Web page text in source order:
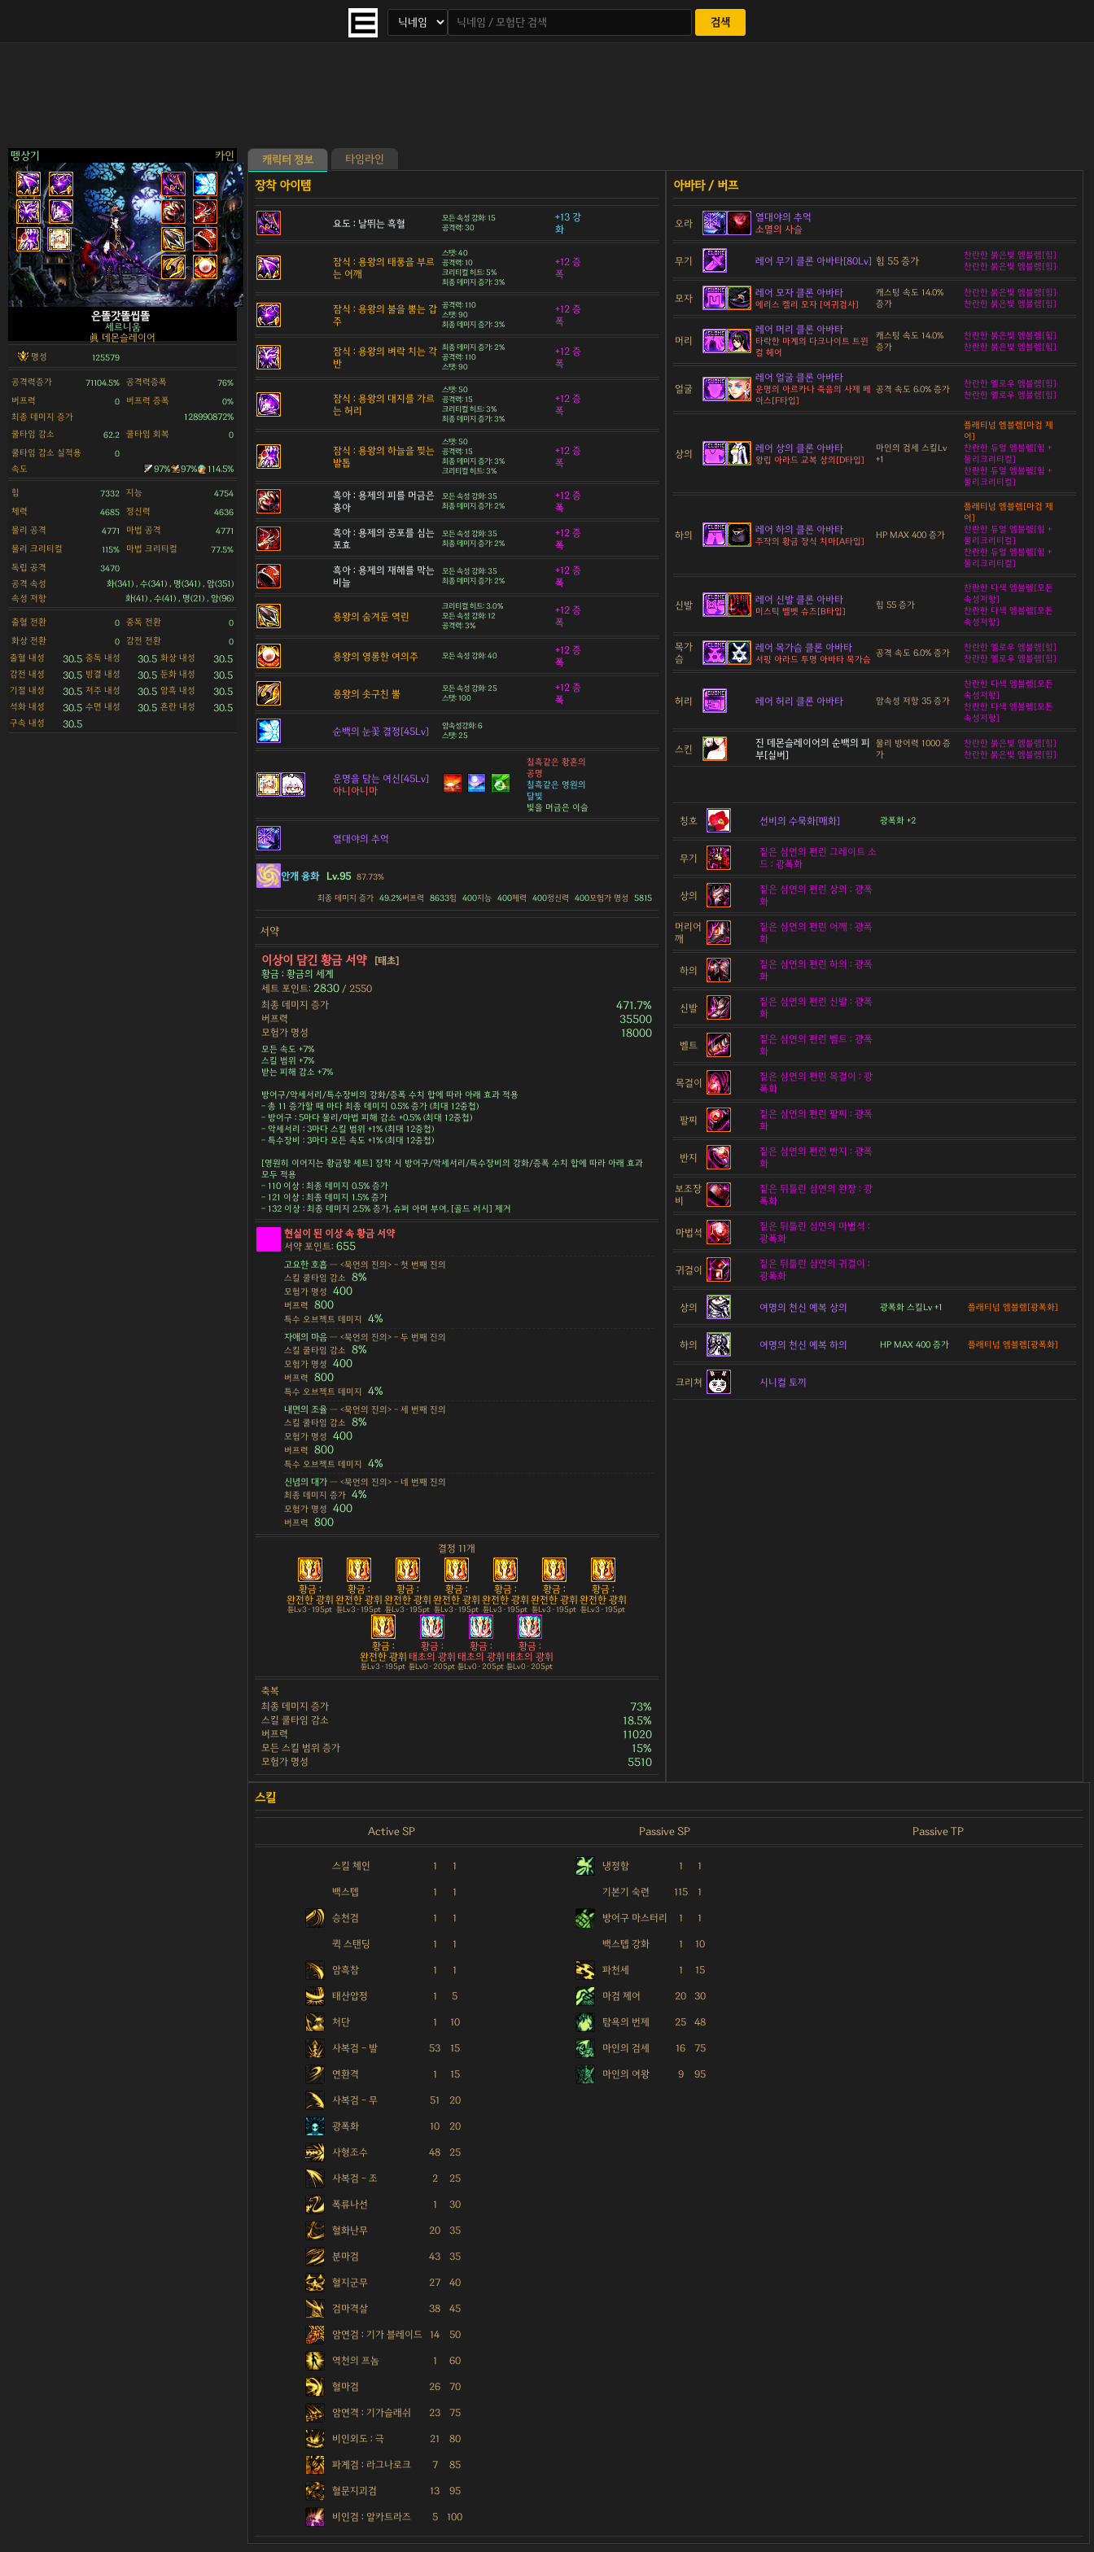
검색
뗑상기 카인
>
은똘갓똘씹똘
세르니움
眞 데몬슬레이어
명성 125579
공격력증가 71104.5% 공격력증폭 76%
버프력 0 버프력 증폭 0%
최종 데미지 증가
128990872%
쿨타임 감소
62.2 쿨타임 회복 0
쿨타임 감소 실적용 0
속도 97% 97% 114.5%
힘 7332 지능 4754
체력 4685 정신력 4636
물리 공격 4771 마법 공격 4771
물리 크리티컬 115% 마법 크리티컬 77.5%
독립 공격 3470
공격 속성
화(341) , 수(341) , 명(341) , 암(351)
속성 저항
화(41) , 수(41) , 명(21) , 암(96)
출혈 전환 0 중독 전환 0
화상 전환 0 감전 전환 0
출혈 내성 30.5 중독 내성 30.5 화상 내성 30.5
감전 내성 30.5 빙결 내성 30.5 둔화 내성 30.5
기절 내성 30.5 저주 내성 30.5 암흑 내성 30.5
석화 내성 30.5 수면 내성 30.5 혼란 내성 30.5
구속 내성 30.5
캐릭터 정보 타임라인
요도 : 날뛰는 흑혈
모든 속성 강화: 15
공격력: 30
+13 강
화
잠식 : 용왕의 태풍을 부르
는 어깨
스탯: 40
공격력: 10
크리티컬 히트: 5%
최종 데미지 증가: 3%
+12 증
폭
잠식 : 용왕의 불을 뿜는 갑
주
공격력: 110
스탯: 90
최종 데미지 증가: 3%
+12 증
폭
잠식 : 용왕의 벼락 치는 각
반
최종 데미지 증가: 2%
공격력: 110
스탯: 90
+12 증
폭
잠식 : 용왕의 대지를 가르
는 허리
스탯: 50
공격력: 15
크리티컬 히트: 3%
최종 데미지 증가: 3%
+12 증
폭
잠식 : 용왕의 하늘을 찢는
발톱
스탯: 50
공격력: 15
최종 데미지 증가: 3%
크리티컬 히트: 3%
+12 증
폭
흑아 : 용제의 피를 머금은
흉아
모든 속성 강화: 35
최종 데미지 증가: 2%
+12 증
폭
흑아 : 용제의 공포를 심는
포효
모든 속성 강화: 35
최종 데미지 증가: 2%
+12 증
폭
흑아 : 용제의 재해를 막는
비늘
모든 속성 강화: 35
최종 데미지 증가: 2%
+12 증
폭
용왕의 숨겨둔 역린
크리티컬 히트: 3.0%
모든 속성 강화: 12
공격력: 3%
+12 증
폭
용왕의 영롱한 여의주 모든 속성 강화: 40
+12 증
폭
용왕의 솟구친 뿔
모든 속성 강화: 25
스탯: 100
+12 증
폭
순백의 눈꽃 결정[45Lv]
암속성강화: 6
스탯: 25
운명을 담는 여신[45Lv]
아니아니마
칠흑같은 황혼의
공명
칠흑같은 영원의
달빛
빛을 머금은 이슬
열대야의 추억
안개 융화 Lv.95 87.73%
최종 데미지 증가 49.2%버프력 8633힘 400지능 400체력 400정신력 400모험가 명성 5815
서약
이상이 담긴 황금 서약
[태초]
황금 : 황금의 세계
세트 포인트: 2830 / 2550
최종 데미지 증가
471.7%
버프력 35500
모험가 명성 18000
모든 속도 +7%
스킬 범위 +7%
받는 피해 감소 +7%
방어구/악세서리/특수장비의 강화/증폭 수치 합에 따라 아래 효과 적용
- 총 11 증가할 때 마다 최종 데미지 0.5% 증가 (최대 12중첩)
- 방어구 : 5마다 물리/마법 피해 감소 +0.5% (최대 12중첩)
- 악세서리 : 3마다 스킬 범위 +1% (최대 12중첩)
- 특수장비 : 3마다 모든 속도 +1% (최대 12중첩)
[영원히 이어지는 황금향 세트] 장착 시 방어구/악세서리/특수장비의 강화/증폭 수치 합에 따라 아래 효과
모두 적용
- 110 이상 : 최종 데미지 0.5% 증가
- 121 이상 : 최종 데미지 1.5% 증가
- 132 이상 : 최종 데미지 2.5% 증가, 슈퍼 아머 부여, [골드 러시] 제거
현실이 된 이상 속 황금 서약
서약 포인트: 655
고요한 호흡 — <묵언의 진의> - 첫 번째 진의
스킬 쿨타임 감소 8%
모험가 명성 400
버프력 800
특수 오브젝트 데미지 4%
자애의 마음 — <묵언의 진의> - 두 번째 진의
스킬 쿨타임 감소 8%
모험가 명성 400
버프력 800
특수 오브젝트 데미지 4%
내면의 조율 — <묵언의 진의> - 세 번째 진의
스킬 쿨타임 감소 8%
모험가 명성 400
버프력 800
특수 오브젝트 데미지 4%
신념의 대가 — <묵언의 진의> - 네 번째 진의
최종 데미지 증가 4%
모험가 명성 400
버프력 800
결정 11개
황금 :
완전한 광휘
튠Lv3 · 195pt
황금 :
완전한 광휘
튠Lv3 · 195pt
황금 :
완전한 광휘
튠Lv3 · 195pt
황금 :
완전한 광휘
튠Lv3 · 195pt
황금 :
완전한 광휘
튠Lv3 · 195pt
황금 :
완전한 광휘
튠Lv3 · 195pt
황금 :
완전한 광휘
튠Lv3 · 195pt
황금 :
완전한 광휘
튠Lv3 · 195pt
황금 :
태초의 광휘
튠Lv0 · 205pt
황금 :
태초의 광휘
튠Lv0 · 205pt
황금 :
태초의 광휘
튠Lv0 · 205pt
축복
최종 데미지 증가
73%
스킬 쿨타임 감소 18.5%
버프력 11020
모든 스킬 범위 증가 15%
모험가 명성 5510
오라
열대야의 추억
소멸의 사슬
무기 레어 무기 클론 아바타[80Lv] 힘 55 증가
찬란한 붉은빛 엠블렘[힘]
찬란한 붉은빛 엠블렘[힘]
모자 레어 모자 클론 아바타
에리스 켈리 모자 [여귀검사]
캐스팅 속도 14.0%
증가
찬란한 붉은빛 엠블렘[힘]
찬란한 붉은빛 엠블렘[힘]
머리
레어 머리 클론 아바타
타락한 마계의 다크나이트 트윈
컬 헤어
캐스팅 속도 14.0%
증가
찬란한 붉은빛 엠블렘[힘]
찬란한 붉은빛 엠블렘[힘]
얼굴
레어 얼굴 클론 아바타
운명의 아르카나 죽음의 사제 페
이스[F타입]
공격 속도 6.0% 증가
찬란한 옐로우 엠블렘[힘]
찬란한 옐로우 엠블렘[힘]
상의 레어 상의 클론 아바타
왕립 아라드 교복 상의[D타입]
마인의 검세 스킬Lv
+1
플래티넘 엠블렘[마검 제
어]
찬란한 듀얼 엠블렘[힘 +
물리크리티컬]
찬란한 듀얼 엠블렘[힘 +
물리크리티컬]
하의 레어 하의 클론 아바타
주작의 황금 장식 치마[A타입]
HP MAX 400 증가
플래티넘 엠블렘[마검 제
어]
찬란한 듀얼 엠블렘[힘 +
물리크리티컬]
찬란한 듀얼 엠블렘[힘 +
물리크리티컬]
신발 레어 신발 클론 아바타
미스틱 벨벳 슈즈[B타입]
힘 55 증가
찬란한 다색 엠블렘[모든
속성저항]
찬란한 다색 엠블렘[모든
속성저항]
목가
슴
레어 목가슴 클론 아바타
서핑 아라드 투명 아바타 목가슴
공격 속도 6.0% 증가
찬란한 옐로우 엠블렘[힘]
찬란한 옐로우 엠블렘[힘]
허리 레어 허리 클론 아바타 암속성 저항 35 증가
찬란한 다색 엠블렘[모든
속성저항]
찬란한 다색 엠블렘[모든
속성저항]
스킨
진 데몬슬레이어의 순백의 피
부[실버]
물리 방어력 1000 증
가
찬란한 붉은빛 엠블렘[힘]
찬란한 붉은빛 엠블렘[힘]
칭호 선비의 수묵화[매화] 광폭화 +2
무기
짙은 심연의 편린 그레이트 소
드 : 광폭화
상의
짙은 심연의 편린 상의 : 광폭
화
머리어
깨
짙은 심연의 편린 어깨 : 광폭
화
하의
짙은 심연의 편린 하의 : 광폭
화
신발
짙은 심연의 편린 신발 : 광폭
화
벨트
짙은 심연의 편린 벨트 : 광폭
화
목걸이
짙은 심연의 편린 목걸이 : 광
폭화
팔찌
짙은 심연의 편린 팔찌 : 광폭
화
반지
짙은 심연의 편린 반지 : 광폭
화
보조장
비
짙은 뒤틀린 심연의 완장 : 광
폭화
마법석
짙은 뒤틀린 심연의 마법석 :
광폭화
귀걸이
짙은 뒤틀린 심연의 귀걸이 :
광폭화
상의 여명의 천신 예복 상의 광폭화 스킬Lv +1 플래티넘 엠블렘[광폭화]
하의 여명의 천신 예복 하의 HP MAX 400 증가 플래티넘 엠블렘[광폭화]
크리쳐 시니컬 토끼
Active SP Passive SP Passive TP
스킬 체인 1 1
백스텝 1 1
승천검 1 1
퀵 스탠딩 1 1
암흑참 1 1
태산압정 1 5
처단 1 10
사복검 - 발 53 15
연환격 1 15
사복검 - 무 51 20
광폭화 10 20
사형조수 48 25
사복검 - 조 2 25
폭류나선 1 30
혈화난무 20 35
분마검 43 35
혈지군무 27 40
검마격살 38 45
암연검 : 기가 블레이드 14 50
역천의 프놈 1 60
혈마검 26 70
암연격 : 기가슬래쉬 23 75
비인외도 : 극 21 80
파계검 : 라그나로크 7 85
혈문지괴검 13 95
비인검 : 알카트라즈 5 100
냉정함 1 1
기본기 숙련 115 1
방어구 마스터리 1 1
백스텝 강화 1 10
파천세 1 15
마검 제어 20 30
탐욕의 번제 25 48
마인의 검세 16 75
마인의 여왕 9 95